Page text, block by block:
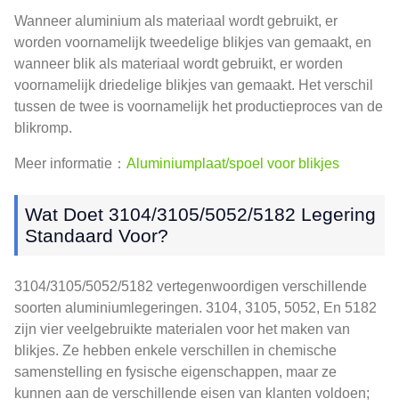
Wanneer aluminium als materiaal wordt gebruikt, er
worden voornamelijk tweedelige blikjes van gemaakt, en
wanneer blik als materiaal wordt gebruikt, er worden
voornamelijk driedelige blikjes van gemaakt. Het verschil
tussen de twee is voornamelijk het productieproces van de
blikromp.
Meer informatie： Aluminiumplaat/spoel voor blikjes
Wat Doet 3104/3105/5052/5182 Legering
Standaard Voor?
3104/3105/5052/5182 vertegenwoordigen verschillende
soorten aluminiumlegeringen. 3104, 3105, 5052, En 5182
zijn vier veelgebruikte materialen voor het maken van
blikjes. Ze hebben enkele verschillen in chemische
samenstelling en fysische eigenschappen, maar ze
kunnen aan de verschillende eisen van klanten voldoen;